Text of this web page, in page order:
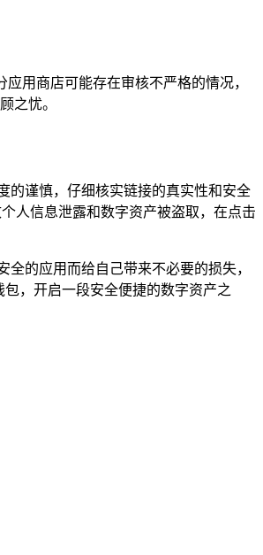
用商店可能存在审核不严格的情况，
之忧。
的谨慎，仔细核实链接的真实性和安全
人信息泄露和数字资产被盗取，在点击
的应用而给自己带来不必要的损失，
，开启一段安全便捷的数字资产之